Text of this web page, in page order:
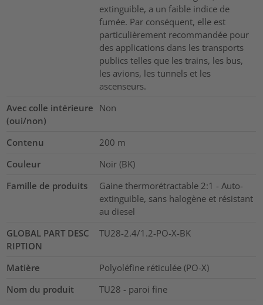
extinguible, a un faible indice de
fumée. Par conséquent, elle est
particulièrement recommandée pour
des applications dans les transports
publics telles que les trains, les bus,
les avions, les tunnels et les
ascenseurs.
Avec colle intérieure
(oui/non)
Non
Contenu 200 m
Couleur
Noir (BK)
Famille de produits
Gaine thermorétractable 2:1 - Auto-
extinguible, sans halogène et résistant
au diesel
GLOBAL PART DESC
RIPTION
TU28-2.4/1.2-PO-X-BK
Matière
Polyoléfine réticulée (PO-X)
Nom du produit
TU28 - paroi fine